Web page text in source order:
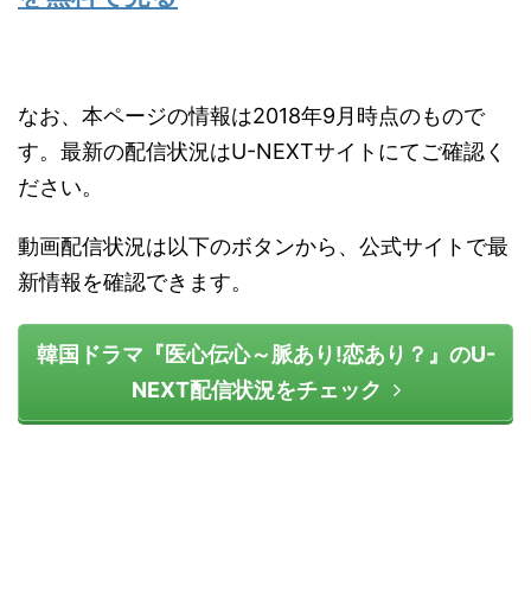
なお、本ページの情報は2018年9月時点のもので
す。最新の配信状況はU-NEXTサイトにてご確認く
ださい。
動画配信状況は以下のボタンから、公式サイトで最
新情報を確認できます。
韓国ドラマ『医心伝心～脈あり!恋あり？』のU-
NEXT配信状況をチェック